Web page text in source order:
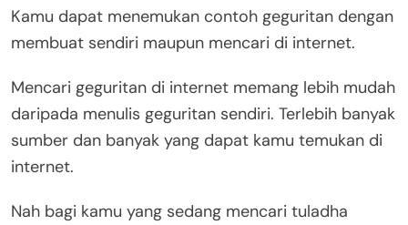
Kamu dapat menemukan contoh geguritan dengan
membuat sendiri maupun mencari di internet.
Mencari geguritan di internet memang lebih mudah
daripada menulis geguritan sendiri. Terlebih banyak
sumber dan banyak yang dapat kamu temukan di
internet.
Nah bagi kamu yang sedang mencari tuladha